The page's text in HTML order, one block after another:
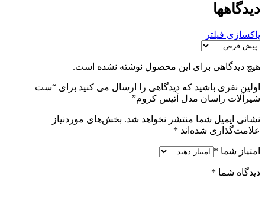
دیدگاهها
پاکسازی فیلتر
هیچ دیدگاهی برای این محصول نوشته نشده است.
اولین نفری باشید که دیدگاهی را ارسال می کنید برای “ست
شیرآلات راسان مدل آتیس کروم”
نشانی ایمیل شما منتشر نخواهد شد. بخش‌های موردنیاز
علامت‌گذاری شده‌اند *
امتیاز شما *
دیدگاه شما *